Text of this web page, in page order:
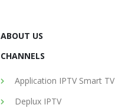
ABOUT US
CHANNELS
Application IPTV Smart TV
Deplux IPTV